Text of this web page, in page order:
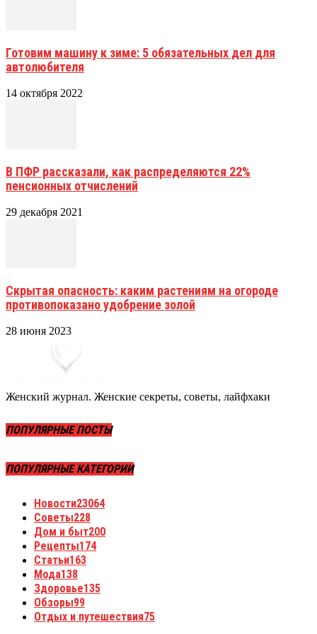
Готовим машину к зиме: 5 обязательных дел для
автолюбителя
14 октября 2022
В ПФР рассказали, как распределяются 22%
пенсионных отчислений
29 декабря 2021
Скрытая опасность: каким растениям на огороде
противопоказано удобрение золой
28 июня 2023
Женский журнал. Женские секреты, советы, лайфхаки
ПОПУЛЯРНЫЕ ПОСТЫ
ПОПУЛЯРНЫЕ КАТЕГОРИИ
Новости23064
Советы228
Дом и быт200
Рецепты174
Статьи163
Мода138
Здоровье135
Обзоры99
Отдых и путешествия75